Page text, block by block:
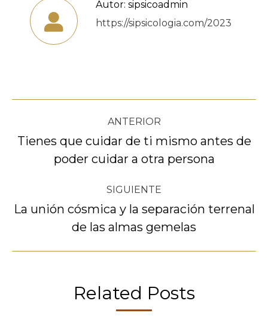
Autor: sipsicoadmin
https://sipsicologia.com/2023
Navegación
entre
publicaciones
ANTERIOR
Publicación
anterior:
Tienes que cuidar de ti mismo antes de
poder cuidar a otra persona
SIGUIENTE
Publicación
siguiente:
La unión cósmica y la separación terrenal
de las almas gemelas
Related Posts